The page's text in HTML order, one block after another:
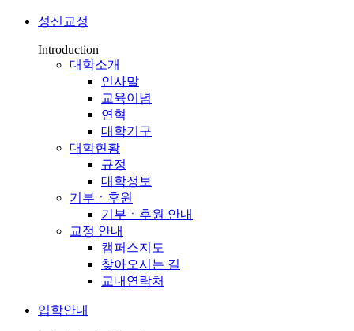
성신교정
Introduction
대학소개
인사말
교육이념
연혁
대학기구
대학현황
규정
대학정보
기부ㆍ후원
기부ㆍ후원 안내
교정 안내
캠퍼스지도
찾아오시는 길
교내연락처
입학안내